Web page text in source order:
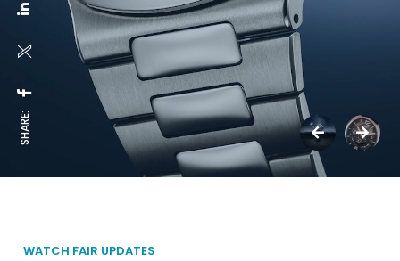
SHARE:
WATCH FAIR UPDATES